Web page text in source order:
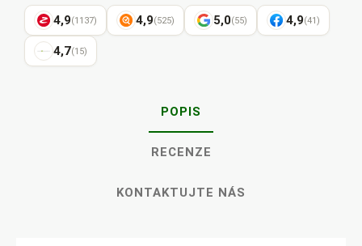
4,9(1137) 4,9(525) 5,0(55) 4,9(41)
4,7(15)
POPIS
RECENZE
KONTAKTUJTE NÁS